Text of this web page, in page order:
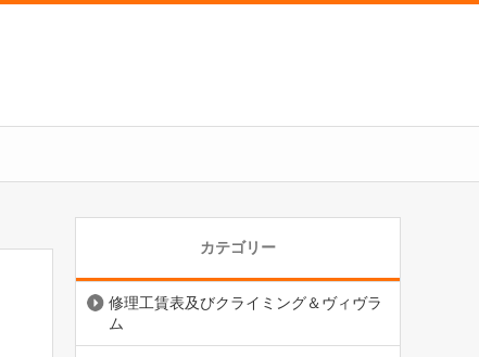
カテゴリー
修理工賃表及びクライミング＆ヴィヴラ
ム